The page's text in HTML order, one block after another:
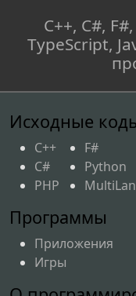
C++, C#,
TypeScript,
Исходные
C++
C#
PHP
F#
Python
Программы
Приложения
Игры